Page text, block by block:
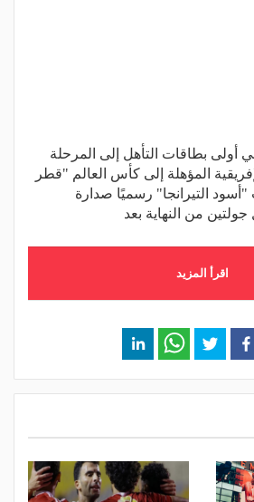
أولى بطاقات التأهل إلى المرحلة
المؤهلة إلى كأس العالم "قطر
"أسود التيرانجا" رسميًا صدارة
جولتين من النهاية بعد
اقرأ المزيد